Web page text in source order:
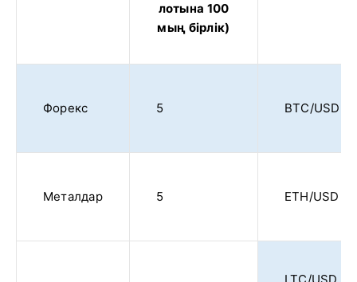
лотына 100
мың бірлік)
Форекс 5 BTC/USD
Металдар 5 ETH/USD